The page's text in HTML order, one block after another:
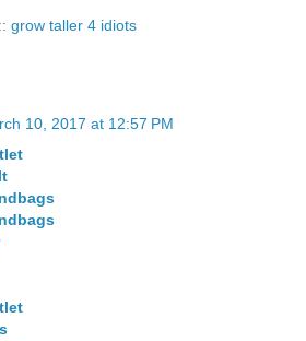
grow taller 4 idiots
10, 2017 at 12:57 PM